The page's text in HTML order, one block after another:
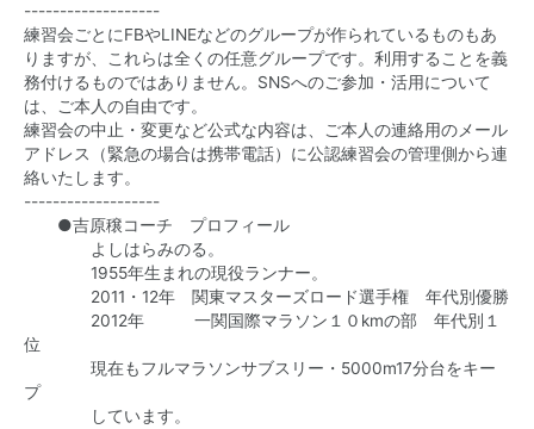
-------------------
練習会ごとにFBやLINEなどのグループが作られているものもあ
りますが、これらは全くの任意グループです。利用することを義
務付けるものではありません。SNSへのご参加・活用について
は、ご本人の自由です。
練習会の中止・変更など公式な内容は、ご本人の連絡用のメール
アドレス（緊急の場合は携帯電話）に公認練習会の管理側から連
絡いたします。
-------------------
●吉原穣コーチ プロフィール
よしはらみのる。
1955年生まれの現役ランナー。
2011・12年 関東マスターズロード選手権 年代別優勝
2012年 一関国際マラソン１０kmの部 年代別１
位
現在もフルマラソンサブスリー・5000m17分台をキー
プ
しています。